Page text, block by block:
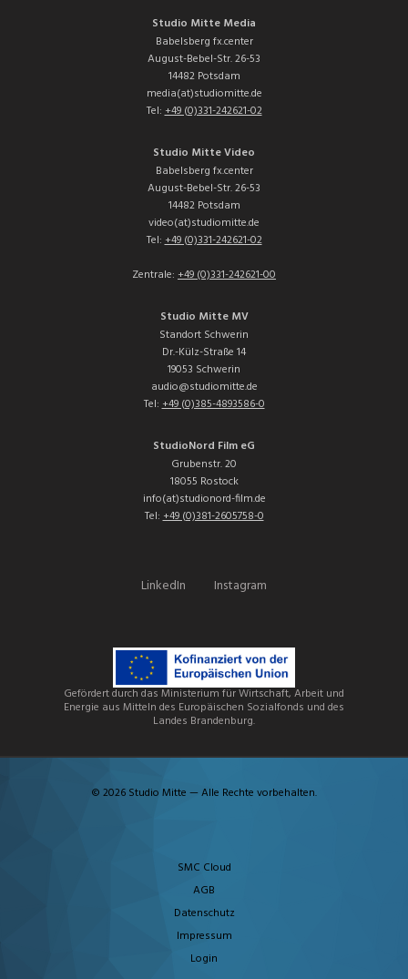
Studio Mitte Media
Babelsberg fx.center
August-Bebel-Str. 26-53
14482 Potsdam
media(at)studiomitte.de
Tel:+49 (0)331-242621-02
Studio Mitte Video
Babelsberg fx.center
August-Bebel-Str. 26-53
14482 Potsdam
video(at)studiomitte.de
Tel:+49 (0)331-242621-02
Zentrale: +49 (0)331-242621-00
Studio Mitte MV
Standort Schwerin
Dr.-Külz-Straße 14
19053 Schwerin
audio@studiomitte.de
Tel:+49 (0)385-4893586-0
StudioNord Film eG
Grubenstr. 20
18055 Rostock
info(at)studionord-film.de
Tel:+49 (0)381-2605758-0
LinkedIn Instagram
Gefördert durch das Ministerium für Wirtschaft, Arbeit und
Energie aus Mitteln des Europäischen Sozialfonds und des
Landes Brandenburg.
© 2026 Studio Mitte — Alle Rechte vorbehalten.
SMC Cloud
AGB
Datenschutz
Impressum
Login